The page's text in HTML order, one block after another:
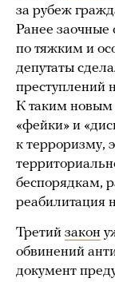
за рубеж
Ранее
по тяжким и
депутаты
преступлений
К таким новым
«фейки» и
к терроризму,
беспорядкам,
реабилитация
Третий закон
обвинений
документ